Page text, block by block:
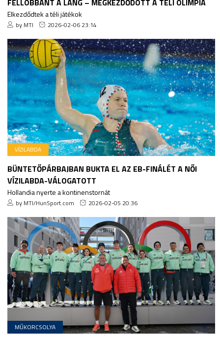
Elkezdődtek a téli játékok
by MTI 2026-02-06 23:14
VÍZILABDA
BÜNTETŐPÁRBAJBAN BUKTA EL AZ EB-FINÁLÉT A NŐI
VÍZILABDA-VÁLOGATOTT
Hollandia nyerte a kontinenstornát
by MTI/HunSport.com 2026-02-05 20:36
MŰKORCSOLYA